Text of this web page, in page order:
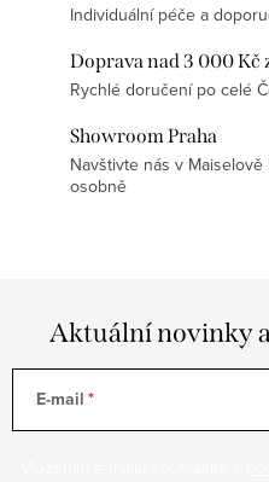
Individuální péče a
Doprava nad 3 000 Kč
Rychlé doručení po celé
Showroom Praha
Navštivte nás v
osobně
Aktuální novinky
E-mail